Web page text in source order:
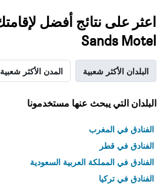
Sands Motel
البلدان الأكثر شعبية المدن الأكثر شعبية
البلدان التي يبحث عنها مستخدمونا
الفنادق في المغرب
الفنادق في قطر
الفنادق في المملكة العربية السعودية
الفنادق في تركيا